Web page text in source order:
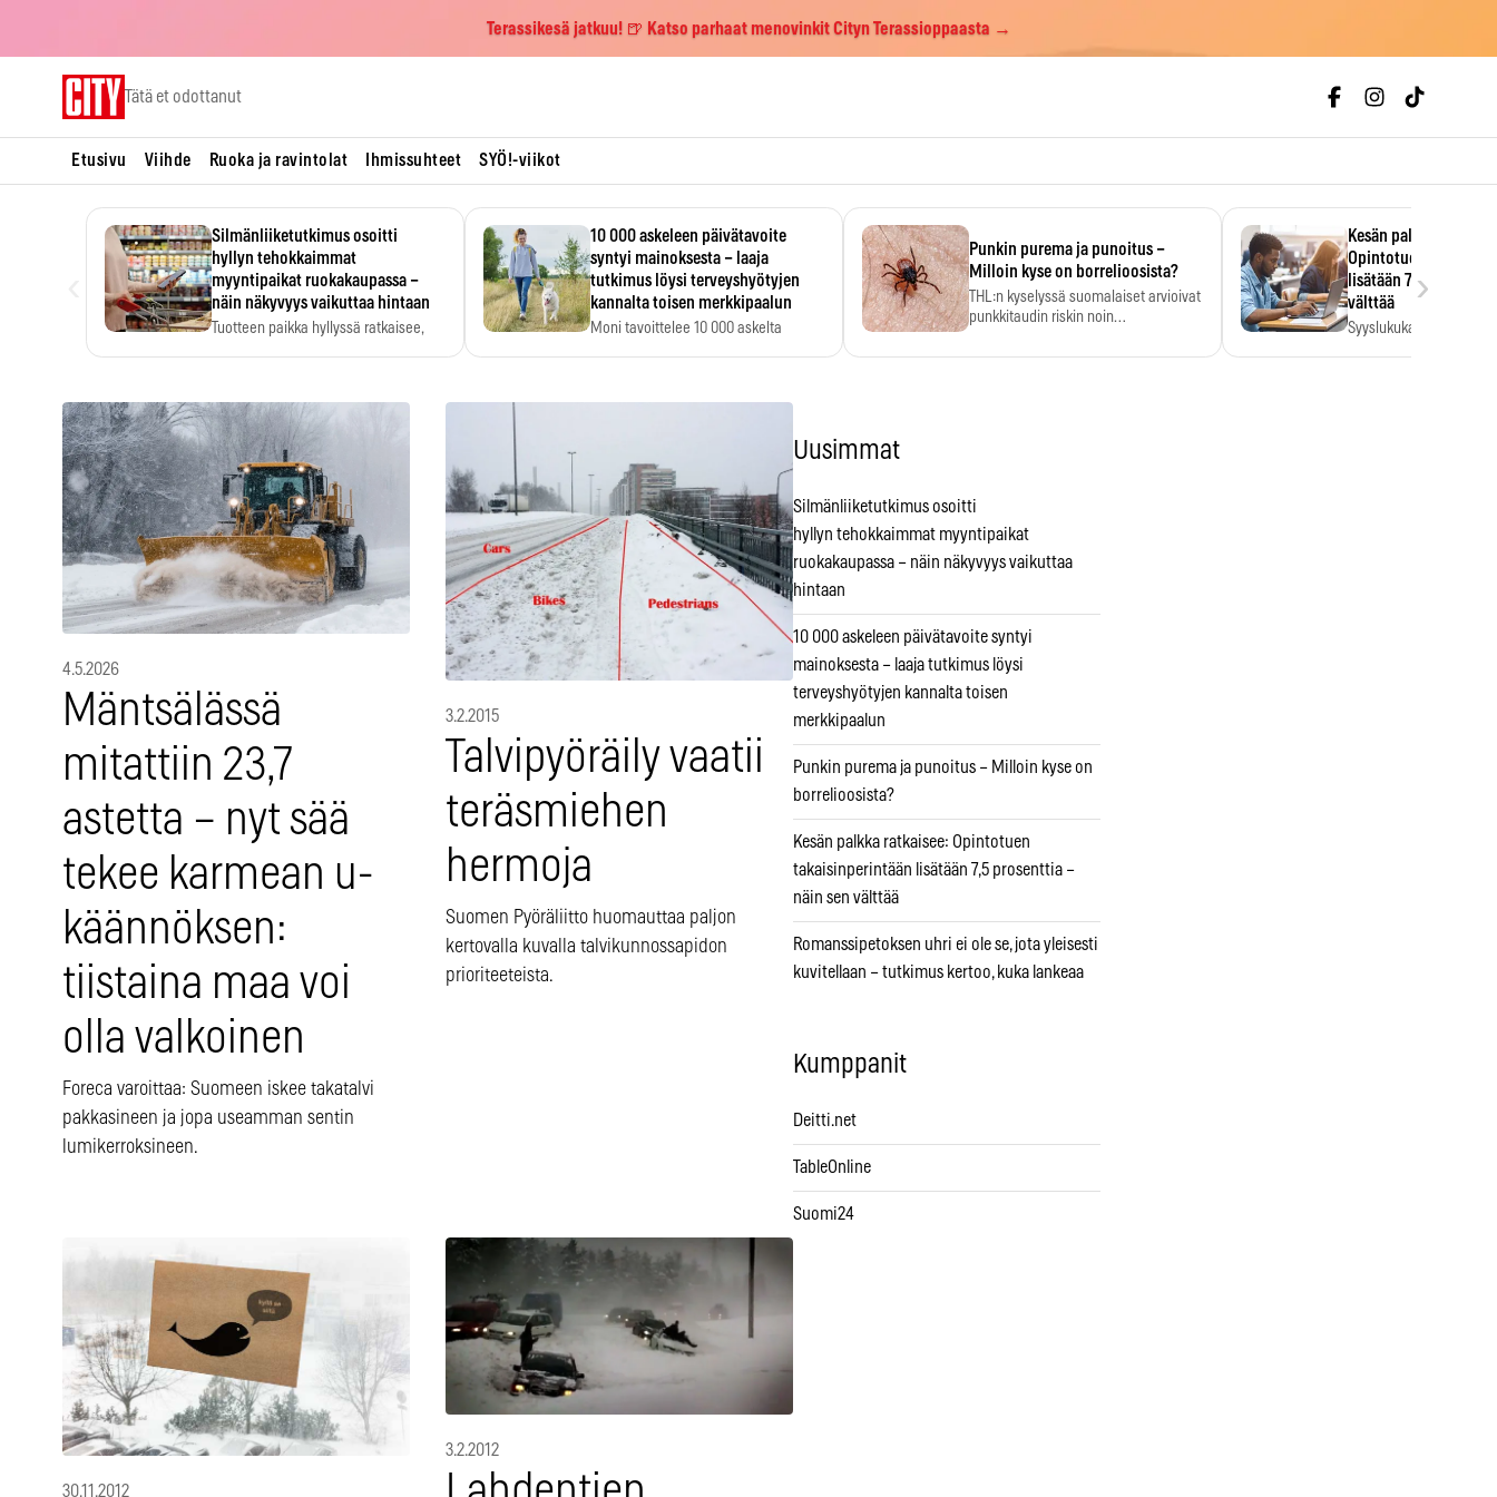
Terassikesä jatkuu! 🍺 Katso parhaat menovinkit Cityn Terassioppaasta →
Tätä et odottanut
Etusivu Viihde Ruoka ja ravintolat Ihmissuhteet SYÖ!-viikot
Silmänliiketutkimus osoitti
hyllyn tehokkaimmat
myyntipaikat ruokakaupassa –
näin näkyvyys vaikuttaa hintaan
Tuotteen paikka hyllyssä ratkaisee,
10 000 askeleen päivätavoite
syntyi mainoksesta – laaja
tutkimus löysi terveyshyötyjen
kannalta toisen merkkipaalun
Moni tavoittelee 10 000 askelta
Punkin purema ja punoitus –
Milloin kyse on borrelioosista?
THL:n kyselyssä suomalaiset arvioivat
punkkitaudin riskin noin
Kesän palkka
Opintotuen
lisätään 7,5
välttää
Syyslukukauden
›
4.5.2026
Mäntsälässä
mitattiin 23,7
astetta – nyt sää
tekee karmean u-
käännöksen:
tiistaina maa voi
olla valkoinen
Foreca varoittaa: Suomeen iskee takatalvi
pakkasineen ja jopa useamman sentin
lumikerroksineen.
3.2.2015
Talvipyöräily vaatii
teräsmiehen
hermoja
Suomen Pyöräliitto huomauttaa paljon
kertovalla kuvalla talvikunnossapidon
prioriteeteista.
30.11.2012
3.2.2012
Uusimmat
Silmänliiketutkimus osoitti
hyllyn tehokkaimmat myyntipaikat
ruokakaupassa – näin näkyvyys vaikuttaa
hintaan
10 000 askeleen päivätavoite syntyi
mainoksesta – laaja tutkimus löysi
terveyshyötyjen kannalta toisen
merkkipaalun
Punkin purema ja punoitus – Milloin kyse on
borrelioosista?
Kesän palkka ratkaisee: Opintotuen
takaisinperintään lisätään 7,5 prosenttia –
näin sen välttää
Romanssipetoksen uhri ei ole se, jota yleisesti
kuvitellaan – tutkimus kertoo, kuka lankeaa
Kumppanit
Deitti.net
TableOnline
Suomi24